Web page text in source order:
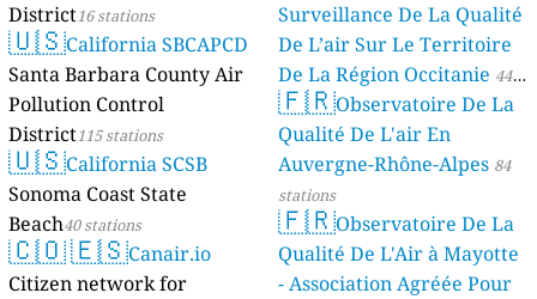
District16 stations
🇺🇸California SBCAPCD
Santa Barbara County Air
Pollution Control
District115 stations
🇺🇸California SCSB
Sonoma Coast State
Beach40 stations
🇨🇴🇪🇸Canair.io
Citizen network for
Surveillance De La Qualité
De L’air Sur Le Territoire
De La Région Occitanie 44
stations
🇫🇷Observatoire De La
Qualité De L'air En
Auvergne-Rhône-Alpes 84
stations
🇫🇷Observatoire De La
Qualité De L'Air à Mayotte
- Association Agréée Pour